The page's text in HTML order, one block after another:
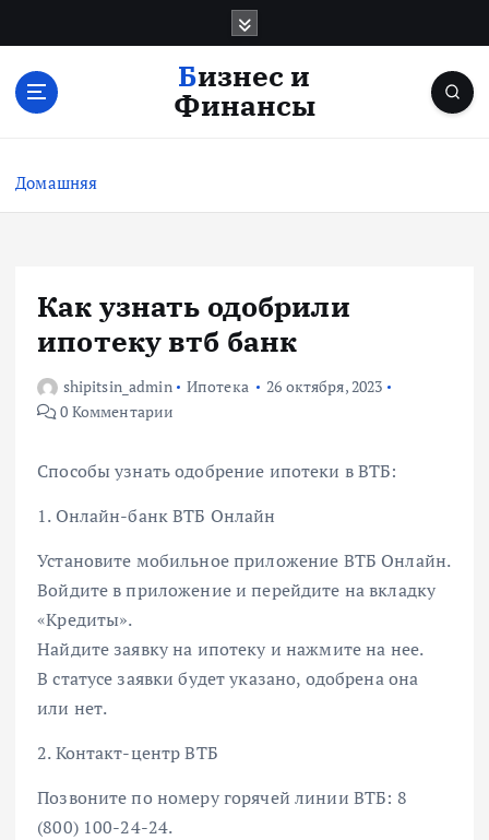
с
Бизнес и
Финансы
Домашняя
Как узнать одобрили
ипотеку втб банк
shipitsin_admin Ипотека
26 октября, 2023
0 Комментарии
Способы узнать одобрение ипотеки в ВТБ:
1. Онлайн-банк ВТБ Онлайн
Установите мобильное приложение ВТБ Онлайн.
Войдите в приложение и перейдите на вкладку
«Кредиты».
Найдите заявку на ипотеку и нажмите на нее.
В статусе заявки будет указано, одобрена она
или нет.
2. Контакт-центр ВТБ
Позвоните по номеру горячей линии ВТБ: 8
(800) 100-24-24.